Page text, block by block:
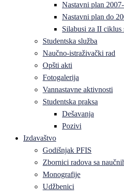
Nastavni plan
Nastavni plan do
Silabusi za II ciklus
Studentska služba
Naučno-istraživački rad
Opšti akti
Fotogalerija
Vannastavne aktivnosti
Studentska praksa
Dešavanja
Pozivi
Izdavaštvo
Godišnjak PFIS
Zbornici radova sa
Monografije
Udžbenici